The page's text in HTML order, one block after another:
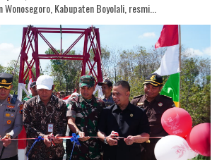
Wonosegoro, Kabupaten Boyolali, resmi...